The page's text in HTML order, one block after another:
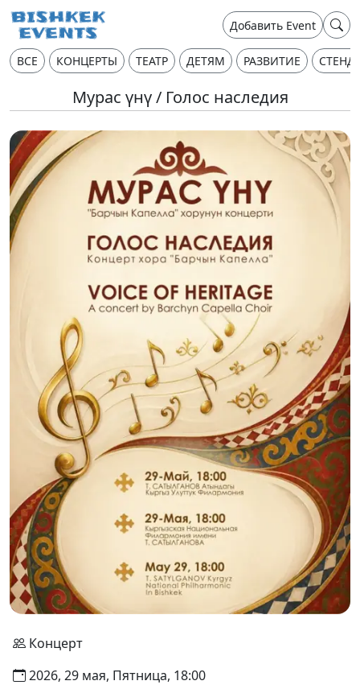
Добавить Event
ВСЕ КОНЦЕРТЫ ТЕАТР ДЕТЯМ РАЗВИТИЕ
Мурас үнү / Голос наследия
Концерт
2026, 29 мая, Пятница, 18:00